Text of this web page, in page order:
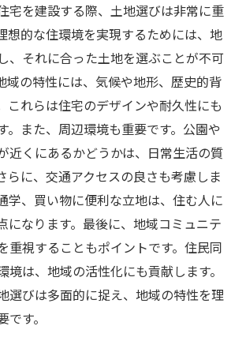
宅を建設する際、土地選びは非常に重
想的な住環境を実現するためには、地
、それに合った土地を選ぶことが不可
域の特性には、気候や地形、歴史的背
これらは住宅のデザインや耐久性にも
。また、周辺環境も重要です。公園や
近くにあるかどうかは、日常生活の質
らに、交通アクセスの良さも考慮しま
学、買い物に便利な立地は、住む人に
になります。最後に、地域コミュニテ
重視することもポイントです。住民同
境は、地域の活性化にも貢献します。
選びは多面的に捉え、地域の特性を理
す。